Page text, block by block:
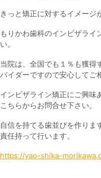
きっと矯正に対するイメージ
もりかわ歯科のインビザライ
い。
当院は、全国でも１％も獲得
バイダーですので安心してご
インビザライン矯正にご興味
こちらからお問合せ下さい。
自信を持てる歯並びを作り
責任持って行います。
https://yao-shika-